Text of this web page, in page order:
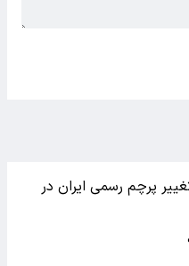
پرچم رسمی ایران در